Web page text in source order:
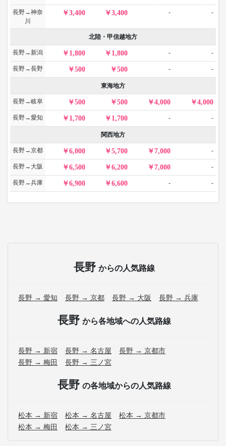
長野→神奈
川
3,400 3,400 - -
北陸・甲信越地方
長野→新潟 1,800 1,800 - -
長野→長野 500 500 - -
東海地方
長野→岐阜 500 500 4,000 4,000
長野→愛知 1,700 1,700 - -
関西地方
長野→京都 6,000 5,700 7,000 -
長野→大阪 6,500 6,200 7,000 -
長野→兵庫 6,900 6,600 - -
長野 からの人気路線
長野 → 愛知 長野 → 京都 長野 → 大阪 長野 → 兵庫
長野 から各地域への人気路線
長野 → 新宿 長野 → 名古屋
長野 → 京都市
長野 → 梅田
長野 → 三ノ宮
長野 の各地域からの人気路線
松本 → 新宿 松本 → 名古屋
松本 → 京都市
松本 → 梅田
松本 → 三ノ宮